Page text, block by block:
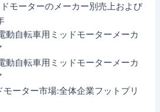
モーターのメーカー別売上および
動自転車用ミッドモーターメーカ
動自転車用ミッドモーターメーカ
ーター市場:全体企業フットプリ